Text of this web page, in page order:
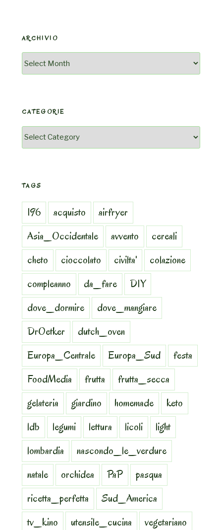
ARCHIVIO
Archivio
CATEGORIE
Categorie
TAGS
196 acquisto
airfryer
Asia_Occidentale
avvento
cereali
cheto
cioccolato civilta'
colazione
compleanno
da_fare
DIY
dove_dormire
dove_mangiare
DrOetker
dutch_oven
Europa_Centrale
Europa_Sud
festa
FoodMedia
frutta
frutta_secca
gelateria
giardino homemade
keto
ldb
legumi lettura licoli
light
lombardia
nascondo_le_verdure
natale
orchidea PaP
pasqua
ricetta_perfetta
Sud_America
tv_kino
utensile_cucina
vegetariano